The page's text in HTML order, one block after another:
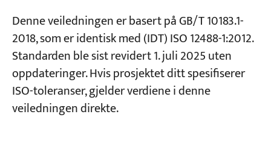
Prosjekter
Blogger
Nyheter
applikasjoner
Om oss
Kontakt oss
(full lengde) C
Kontroll 5 — Skinneretthet i vertikalplanet
(2000 mm prøve) c
Sjekk 6 — Høydeforskjell mellom
motstående skinner E
Denne veiledningen er basert på GB/T 10183.1-
2018, som er identisk med (IDT) ISO 12488-1:2012.
Standarden ble sist revidert 1. juli 2025 uten
oppdateringer. Hvis prosjektet ditt spesifiserer
ISO-toleranser, gjelder verdiene i denne
veiledningen direkte.